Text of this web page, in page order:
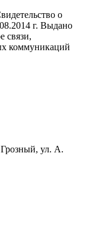
о
г. Выдано
связи,
коммуникаций
Грозный, ул. А.